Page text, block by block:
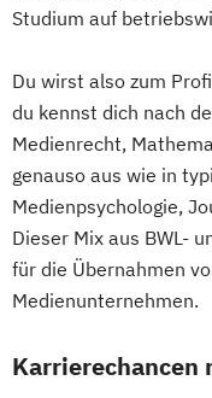
Studium auf
Du wirst also zum
du kennst dich nach
Medienrecht,
genauso aus wie in
Medienpsychologie,
Dieser Mix aus BWL-
für die Übernahmen
Medienunternehmen.
Karrierechancen